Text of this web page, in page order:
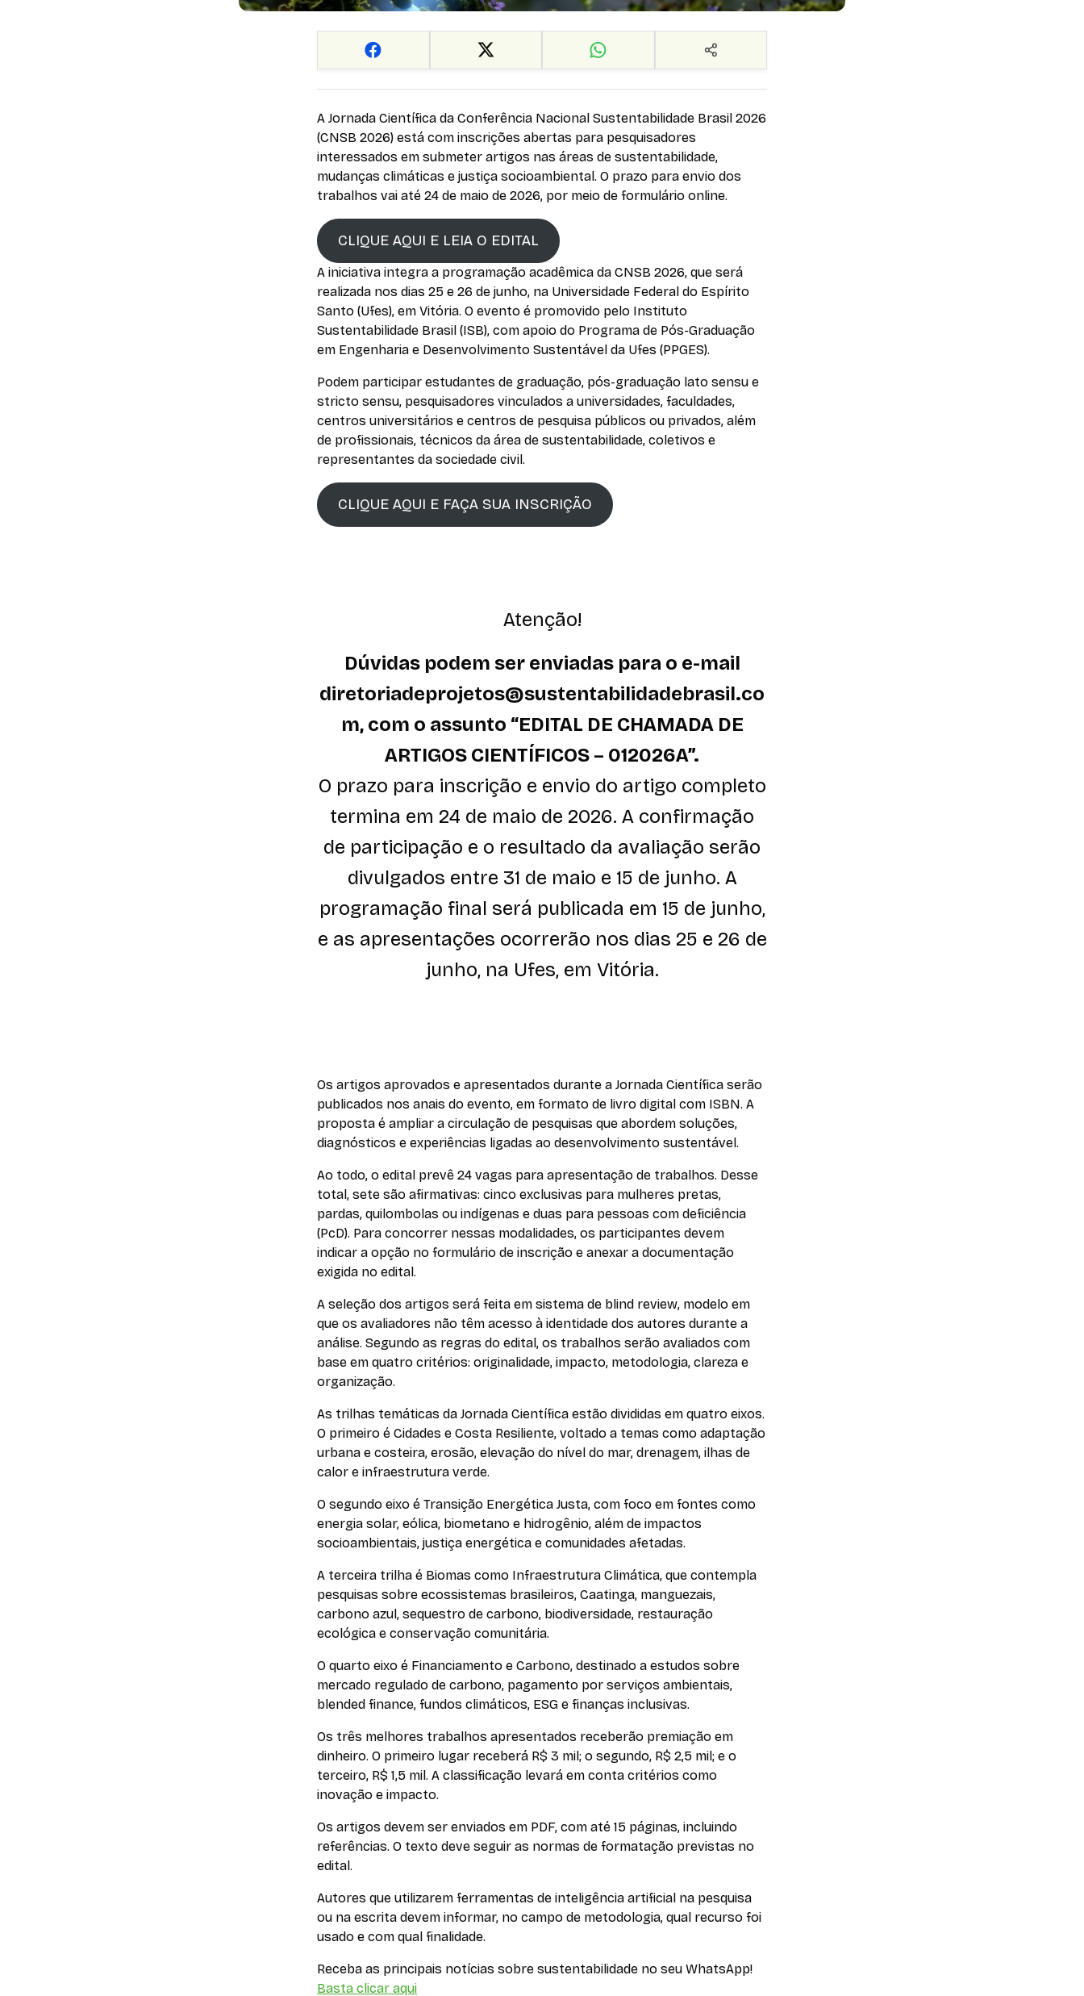
A Jornada Científica da Conferência Nacional Sustentabilidade Brasil 2026
(CNSB 2026) está com inscrições abertas para pesquisadores
interessados em submeter artigos nas áreas de sustentabilidade,
mudanças climáticas e justiça socioambiental. O prazo para envio dos
trabalhos vai até 24 de maio de 2026, por meio de formulário online.
CLIQUE AQUI E LEIA O EDITAL
A iniciativa integra a programação acadêmica da CNSB 2026, que será
realizada nos dias 25 e 26 de junho, na Universidade Federal do Espírito
Santo (Ufes), em Vitória. O evento é promovido pelo Instituto
Sustentabilidade Brasil (ISB), com apoio do Programa de Pós-Graduação
em Engenharia e Desenvolvimento Sustentável da Ufes (PPGES).
Podem participar estudantes de graduação, pós-graduação lato sensu e
stricto sensu, pesquisadores vinculados a universidades, faculdades,
centros universitários e centros de pesquisa públicos ou privados, além
de profissionais, técnicos da área de sustentabilidade, coletivos e
representantes da sociedade civil.
CLIQUE AQUI E FAÇA SUA INSCRIÇÃO
Atenção!
Dúvidas podem ser enviadas para o e-mail
diretoriadeprojetos@sustentabilidadebrasil.co
m, com o assunto “EDITAL DE CHAMADA DE
ARTIGOS CIENTÍFICOS – 012026A”.
O prazo para inscrição e envio do artigo completo
termina em 24 de maio de 2026. A confirmação
de participação e o resultado da avaliação serão
divulgados entre 31 de maio e 15 de junho. A
programação final será publicada em 15 de junho,
e as apresentações ocorrerão nos dias 25 e 26 de
junho, na Ufes, em Vitória.
Os artigos aprovados e apresentados durante a Jornada Científica serão
publicados nos anais do evento, em formato de livro digital com ISBN. A
proposta é ampliar a circulação de pesquisas que abordem soluções,
diagnósticos e experiências ligadas ao desenvolvimento sustentável.
Ao todo, o edital prevê 24 vagas para apresentação de trabalhos. Desse
total, sete são afirmativas: cinco exclusivas para mulheres pretas,
pardas, quilombolas ou indígenas e duas para pessoas com deficiência
(PcD). Para concorrer nessas modalidades, os participantes devem
indicar a opção no formulário de inscrição e anexar a documentação
exigida no edital.
A seleção dos artigos será feita em sistema de blind review, modelo em
que os avaliadores não têm acesso à identidade dos autores durante a
análise. Segundo as regras do edital, os trabalhos serão avaliados com
base em quatro critérios: originalidade, impacto, metodologia, clareza e
organização.
As trilhas temáticas da Jornada Científica estão divididas em quatro eixos.
O primeiro é Cidades e Costa Resiliente, voltado a temas como adaptação
urbana e costeira, erosão, elevação do nível do mar, drenagem, ilhas de
calor e infraestrutura verde.
O segundo eixo é Transição Energética Justa, com foco em fontes como
energia solar, eólica, biometano e hidrogênio, além de impactos
socioambientais, justiça energética e comunidades afetadas.
A terceira trilha é Biomas como Infraestrutura Climática, que contempla
pesquisas sobre ecossistemas brasileiros, Caatinga, manguezais,
carbono azul, sequestro de carbono, biodiversidade, restauração
ecológica e conservação comunitária.
O quarto eixo é Financiamento e Carbono, destinado a estudos sobre
mercado regulado de carbono, pagamento por serviços ambientais,
blended finance, fundos climáticos, ESG e finanças inclusivas.
Os três melhores trabalhos apresentados receberão premiação em
dinheiro. O primeiro lugar receberá R$ 3 mil; o segundo, R$ 2,5 mil; e o
terceiro, R$ 1,5 mil. A classificação levará em conta critérios como
inovação e impacto.
Os artigos devem ser enviados em PDF, com até 15 páginas, incluindo
referências. O texto deve seguir as normas de formatação previstas no
edital.
Autores que utilizarem ferramentas de inteligência artificial na pesquisa
ou na escrita devem informar, no campo de metodologia, qual recurso foi
usado e com qual finalidade.
Receba as principais notícias sobre sustentabilidade no seu WhatsApp!
Basta clicar aqui